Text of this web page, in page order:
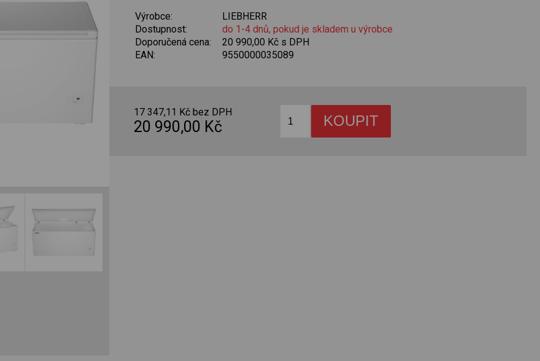
Výrobce:
LIEBHERR
Dostupnost:
do 1-4 dnů, pokud je skladem u výrobce
Doporučená cena:
20 990,00 Kč s DPH
EAN:
9550000035089
17 347,11 Kč bez DPH
20 990,00 Kč